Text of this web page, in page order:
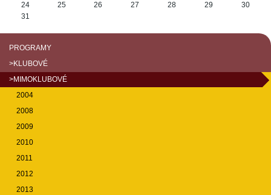
24
25 26 27 28 29
30
31
PROGRAMY
>KLUBOVÉ
>MIMOKLUBOVÉ
2004
2008
2009
2010
2011
2012
2013